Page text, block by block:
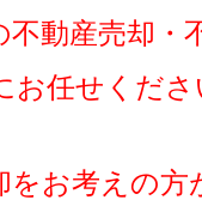
不動産売却・
お任せくだ
をお考えの